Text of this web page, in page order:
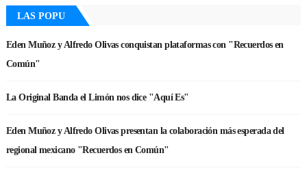
LAS POPU
Eden Muñoz y Alfredo Olivas conquistan plataformas con "Recuerdos en
Común"
La Original Banda el Limón nos dice "Aquí Es"
Eden Muñoz y Alfredo Olivas presentan la colaboración más esperada del
regional mexicano "Recuerdos en Común"